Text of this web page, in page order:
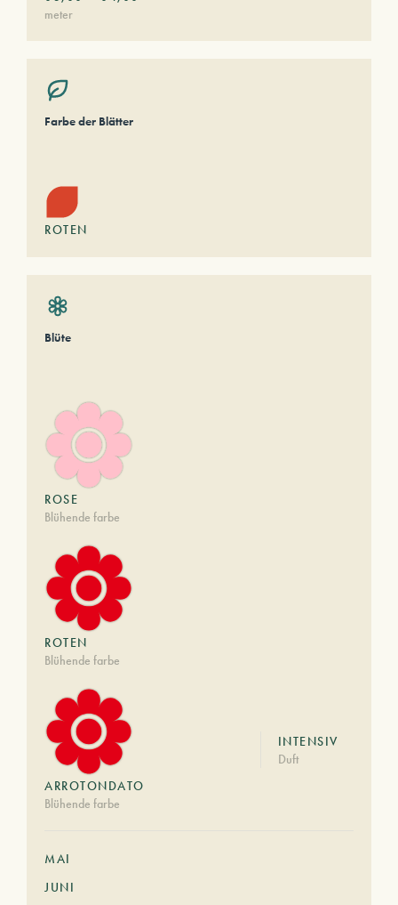
meter
Farbe der Blätter
ROTEN
Blüte
ROSE
Blühende farbe
ROTEN
Blühende farbe
ARROTONDATO
Blühende farbe
INTENSIV
Duft
MAI
JUNI